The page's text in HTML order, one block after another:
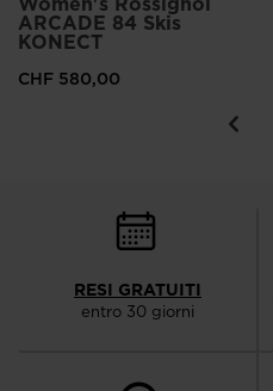
ARCADE 84 Skis
KONECT
CHF 580,00
RESI GRATUITI
entro 30 giorni